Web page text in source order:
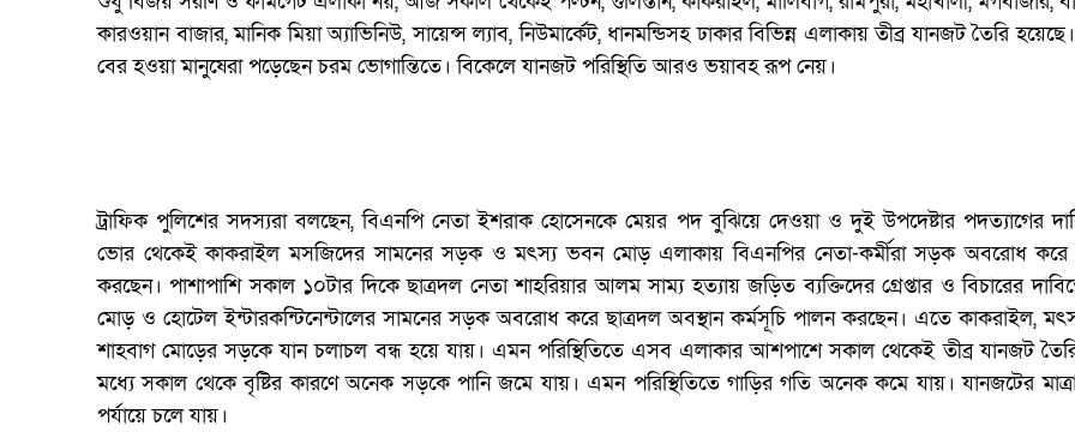
কারওয়ান বাজার, মানিক মিয়া অ্যাভিনিউ, সায়েন্স ল্যাব, নিউমার্কেট, ধানমন্ডিসহ ঢাকার বিভিন্ন এলাকায় তীব্র যানজট তৈরি
বের হওয়া মানুষেরা পড়েছেন চরম ভোগান্তিতে। বিকেলে যানজট পরিস্থিতি আরও ভয়াবহ রূপ নেয়।
ট্রাফিক পুলিশের সদস্যরা বলছেন, বিএনপি নেতা ইশরাক হোসেনকে মেয়র পদ বুঝিয়ে দেওয়া ও দুই উপদেষ্টার পদত্যাগের
ভোর থেকেই কাকরাইল মসজিদের সামনের সড়ক ও মৎস্য ভবন মোড় এলাকায় বিএনপির নেতা-কর্মীরা সড়ক অবরোধ
করছেন। পাশাপাশি সকাল ১০টার দিকে ছাত্রদল নেতা শাহরিয়ার আলম সাম্য হত্যায় জড়িত ব্যক্তিদের গ্রেপ্তার ও বিচারের
মোড় ও হোটেল ইন্টারকন্টিনেন্টালের সামনের সড়ক অবরোধ করে ছাত্রদল অবস্থান কর্মসূচি পালন করছেন। এতে কাকরাইল,
শাহবাগ মোড়ের সড়কে যান চলাচল বন্ধ হয়ে যায়। এমন পরিস্থিতিতে এসব এলাকার আশপাশে সকাল থেকেই তীব্র যানজট
মধ্যে সকাল থেকে বৃষ্টির কারণে অনেক সড়কে পানি জমে যায়। এমন পরিস্থিতিতে গাড়ির গতি অনেক কমে যায়। যানজটের
পর্যায়ে চলে যায়।